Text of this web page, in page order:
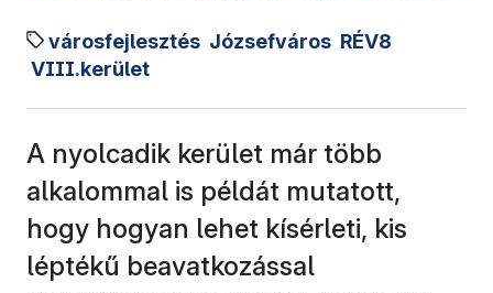
városfejlesztés Józsefváros RÉV8
VIII.kerület
A nyolcadik kerület már több
alkalommal is példát mutatott,
hogy hogyan lehet kísérleti, kis
léptékű beavatkozással